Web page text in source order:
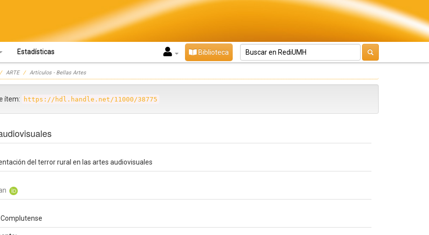
Estadísticas Biblioteca
ARTE Artículos - Bellas Artes
ítem: https://hdl.handle.net/11000/38775
del terror rural en las artes audiovisuales